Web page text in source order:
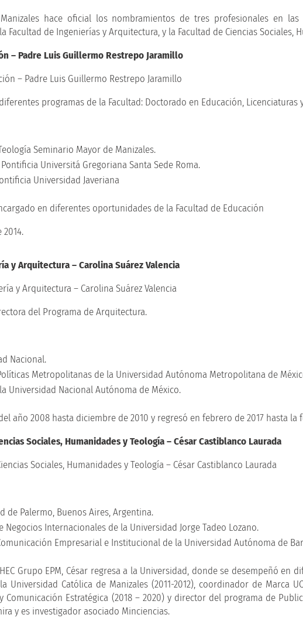
hace oficial los nombramientos de tres profesionales en
Facultad de Ingenierías y Arquitectura, y la Facultad de Ciencias Sociales,
– Padre Luis Guillermo Restrepo Jaramillo
programas de la Facultad: Doctorado en Educación, Licenciaturas
Seminario Mayor de Manizales.
Universitá Gregoriana Santa Sede Roma.
Universidad Javeriana
en diferentes oportunidades de la Facultad de Educación
y Arquitectura – Carolina Suárez Valencia
del Programa de Arquitectura.
Nacional.
Metropolitanas de la Universidad Autónoma Metropolitana de
Universidad Nacional Autónoma de México.
año 2008 hasta diciembre de 2010 y regresó en febrero de 2017 hasta la
Sociales, Humanidades y Teología – César Castiblanco Laurada
de Palermo, Buenos Aires, Argentina.
Negocios Internacionales de la Universidad Jorge Tadeo Lozano.
Empresarial e Institucional de la Universidad Autónoma de
Grupo EPM, César regresa a la Universidad, donde se desempeñó en
Universidad Católica de Manizales (2011-2012), coordinador de Marca
Comunicación Estratégica (2018 – 2020) y director del programa de
y es investigador asociado Minciencias.